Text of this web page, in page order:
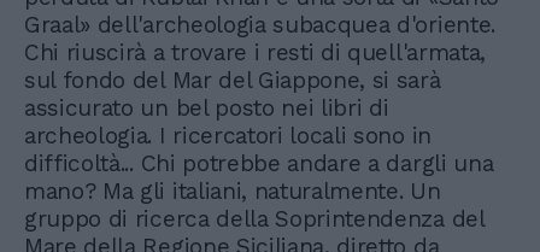
Graal» dell'archeologia subacquea d'oriente.
Chi riuscirà a trovare i resti di quell'armata,
sul fondo del Mar del Giappone, si sarà
assicurato un bel posto nei libri di
archeologia. I ricercatori locali sono in
difficoltà... Chi potrebbe andare a dargli una
mano? Ma gli italiani, naturalmente. Un
gruppo di ricerca della Soprintendenza del
Mare della Regione Siciliana, diretto da